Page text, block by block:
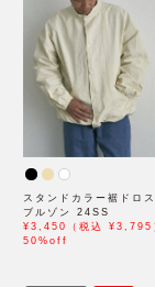
スタンドカラー裾ドロス
ブルゾン 24SS
¥3,450（税込 ¥3,795
50%off